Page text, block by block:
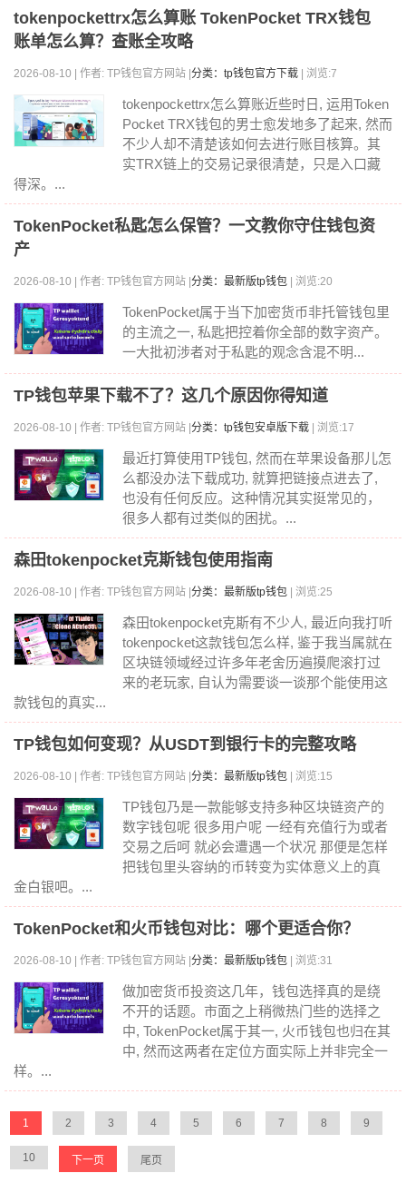
tokenpockettrx怎么算账 TokenPocket TRX钱包
账单怎么算？查账全攻略
2026-08-10 | 作者: TP钱包官方网站 | 分类：tp钱包官方下载 | 浏览:7
tokenpockettrx怎么算账近些时日, 运用Token
Pocket TRX钱包的男士愈发地多了起来, 然而
不少人却不清楚该如何去进行账目核算。其
实TRX链上的交易记录很清楚，只是入口藏
得深。...
TokenPocket私匙怎么保管？一文教你守住钱包资
产
2026-08-10 | 作者: TP钱包官方网站 | 分类：最新版tp钱包 | 浏览:20
TokenPocket属于当下加密货币非托管钱包里
的主流之一, 私匙把控着你全部的数字资产。
一大批初涉者对于私匙的观念含混不明...
TP钱包苹果下载不了？这几个原因你得知道
2026-08-10 | 作者: TP钱包官方网站 | 分类：tp钱包安卓版下载 | 浏览:17
最近打算使用TP钱包, 然而在苹果设备那儿怎
么都没办法下载成功, 就算把链接点进去了,
也没有任何反应。这种情况其实挺常见的，
很多人都有过类似的困扰。...
森田tokenpocket克斯钱包使用指南
2026-08-10 | 作者: TP钱包官方网站 | 分类：最新版tp钱包 | 浏览:25
森田tokenpocket克斯有不少人, 最近向我打听
tokenpocket这款钱包怎么样, 鉴于我当属就在
区块链领域经过许多年老舍历遍摸爬滚打过
来的老玩家, 自认为需要谈一谈那个能使用这
款钱包的真实...
TP钱包如何变现？从USDT到银行卡的完整攻略
2026-08-10 | 作者: TP钱包官方网站 | 分类：最新版tp钱包 | 浏览:15
TP钱包乃是一款能够支持多种区块链资产的
数字钱包呢 很多用户呢 一经有充值行为或者
交易之后呵 就必会遭遇一个状况 那便是怎样
把钱包里头容纳的币转变为实体意义上的真
金白银吧。...
TokenPocket和火币钱包对比：哪个更适合你？
2026-08-10 | 作者: TP钱包官方网站 | 分类：最新版tp钱包 | 浏览:31
做加密货币投资这几年，钱包选择真的是绕
不开的话题。市面之上稍微热门些的选择之
中, TokenPocket属于其一, 火币钱包也归在其
中, 然而这两者在定位方面实际上并非完全一
样。...
1 2 3 4 5 6 7 8 9
10 下一页 尾页